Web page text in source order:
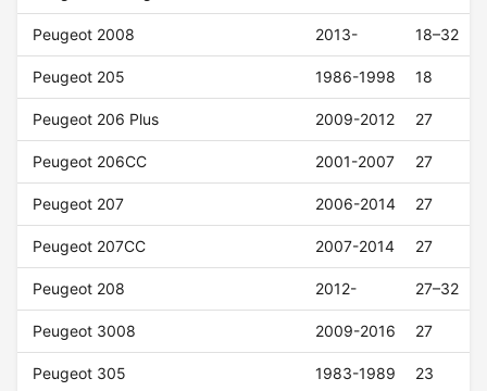
Peugeot 2008 2013- 18–32
Peugeot 205 1986-1998 18
Peugeot 206 Plus 2009-2012 27
Peugeot 206CC 2001-2007 27
Peugeot 207 2006-2014 27
Peugeot 207CC 2007-2014 27
Peugeot 208 2012- 27–32
Peugeot 3008 2009-2016 27
Peugeot 305 1983-1989 23